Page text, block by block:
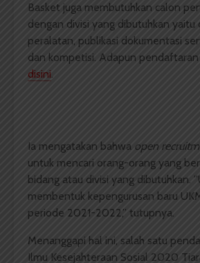
Basket juga membutuhkan calon
dengan divisi yang dibutuhkan yaitu
peralatan, publikasi dokumentasi
dan kompetisi. Adapun
disini.
Ia mengatakan bahwa open
untuk mencari orang-orang yang
bidang atau divisi yang dibutuhkan.
membentuk kepengurusan baru
periode 2021-2022,” tutupnya.
Menanggapi hal ini, salah satu
Ilmu Kesejahteraan Sosial 2020